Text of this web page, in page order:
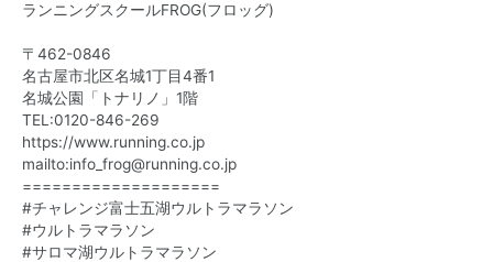
ランニングスクールFROG(フロッグ)
〒462-0846
名古屋市北区名城1丁目4番1
名城公園「トナリノ」1階
TEL:0120-846-269
https://www.running.co.jp
mailto:info_frog@running.co.jp
====================
#チャレンジ富士五湖ウルトラマラソン
#ウルトラマラソン
#サロマ湖ウルトラマラソン